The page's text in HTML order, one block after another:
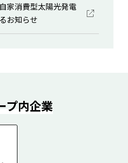
家消費型太陽光発電
お知らせ
プ内企業